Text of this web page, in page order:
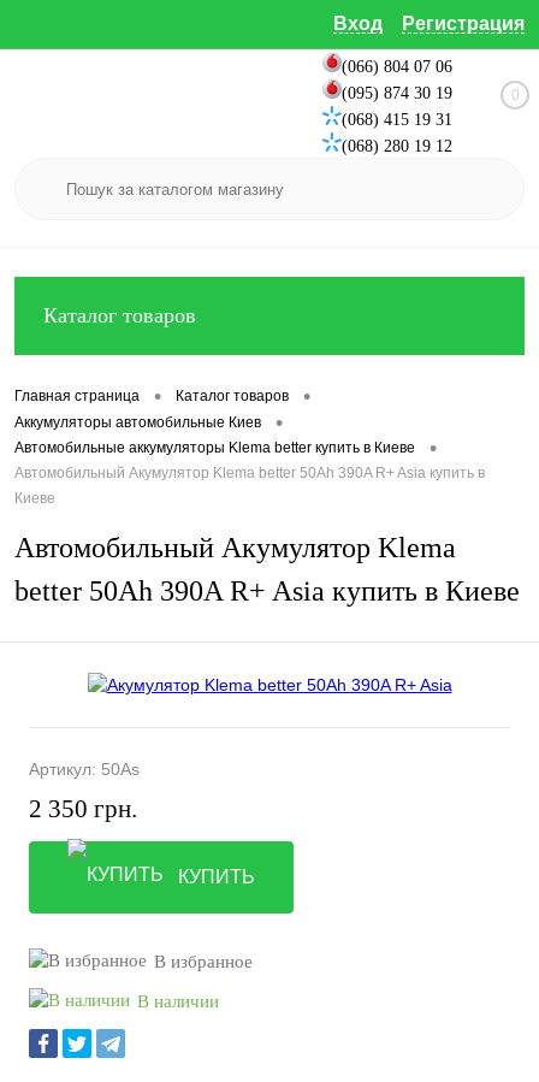
Вход Регистрация
(066) 804 07 06
(095) 874 30 19
(068) 415 19 31
(068) 280 19 12
0
Каталог товаров
Главная страница • Каталог товаров •
Аккумуляторы автомобильные Киев •
Автомобильные аккумуляторы Klema better купить в Киеве •
Автомобильный Акумулятор Klema better 50Ah 390A R+ Asia купить в
Киеве
Автомобильный Акумулятор Klema
better 50Ah 390A R+ Asia купить в Киеве
Артикул: 50As
2 350 грн.
КУПИТЬ
В избранное
В наличии